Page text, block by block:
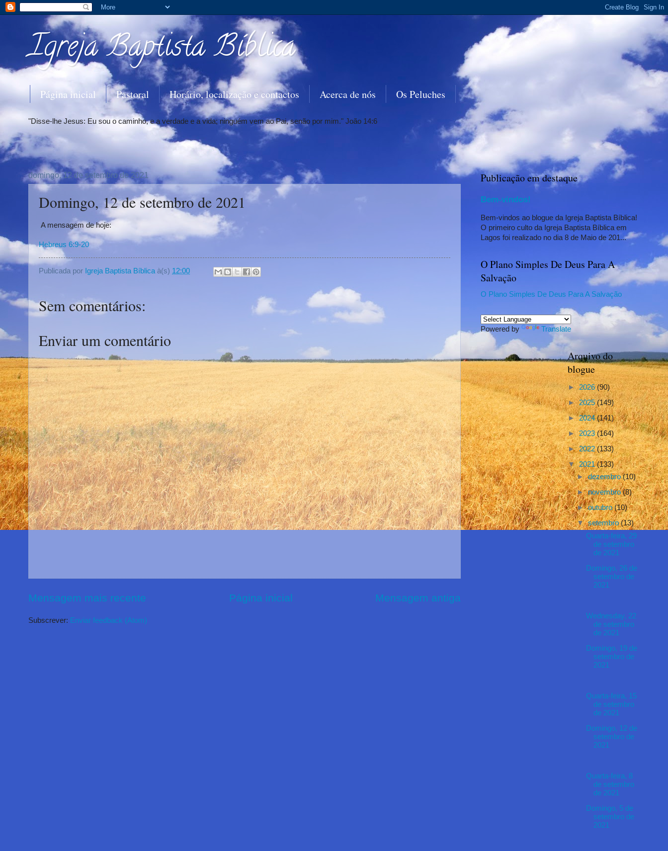
Igreja Baptista Bíblica
Página inicial Pastoral Horário, localização e contactos Acerca de nós Os Peluches
"Disse-lhe Jesus: Eu sou o caminho, e a verdade e a vida; ninguém vem ao Pai, senão por mim." João 14:6
domingo, 12 de setembro de 2021
Domingo, 12 de setembro de 2021
A mensagem de hoje:
Hebreus 6:9-20
Publicada por Igreja Baptista Bíblica à(s) 12:00
Sem comentários:
Enviar um comentário
Mensagem mais recente Mensagem antiga
Página inicial
Subscrever: Enviar feedback (Atom)
Publicação em destaque
Bem-vindos!
Bem-vindos ao blogue da Igreja Baptista Bíblica!
O primeiro culto da Igreja Baptista Bíblica em
Lagos foi realizado no dia 8 de Maio de 201...
O Plano Simples De Deus Para A
Salvação
O Plano Simples De Deus Para A Salvação
Powered by Translate
Arquivo do
blogue
►2026(90)
►2025(149)
►2024(141)
►2023(164)
►2022(133)
▼2021(133)
►dezembro(10)
►novembro(8)
►outubro(10)
▼setembro(13)
Quarta-feira, 29
de setembro
de 2021
Domingo, 26 de
setembro de
2021
Wednesday, 22
de setembro
de 2021
Domingo, 19 de
setembro de
2021
Quarta-feira, 15
de setembro
de 2021
Domingo, 12 de
setembro de
2021
Quarta-feira, 8
de setembro
de 2021
Domingo, 5 de
setembro de
2021